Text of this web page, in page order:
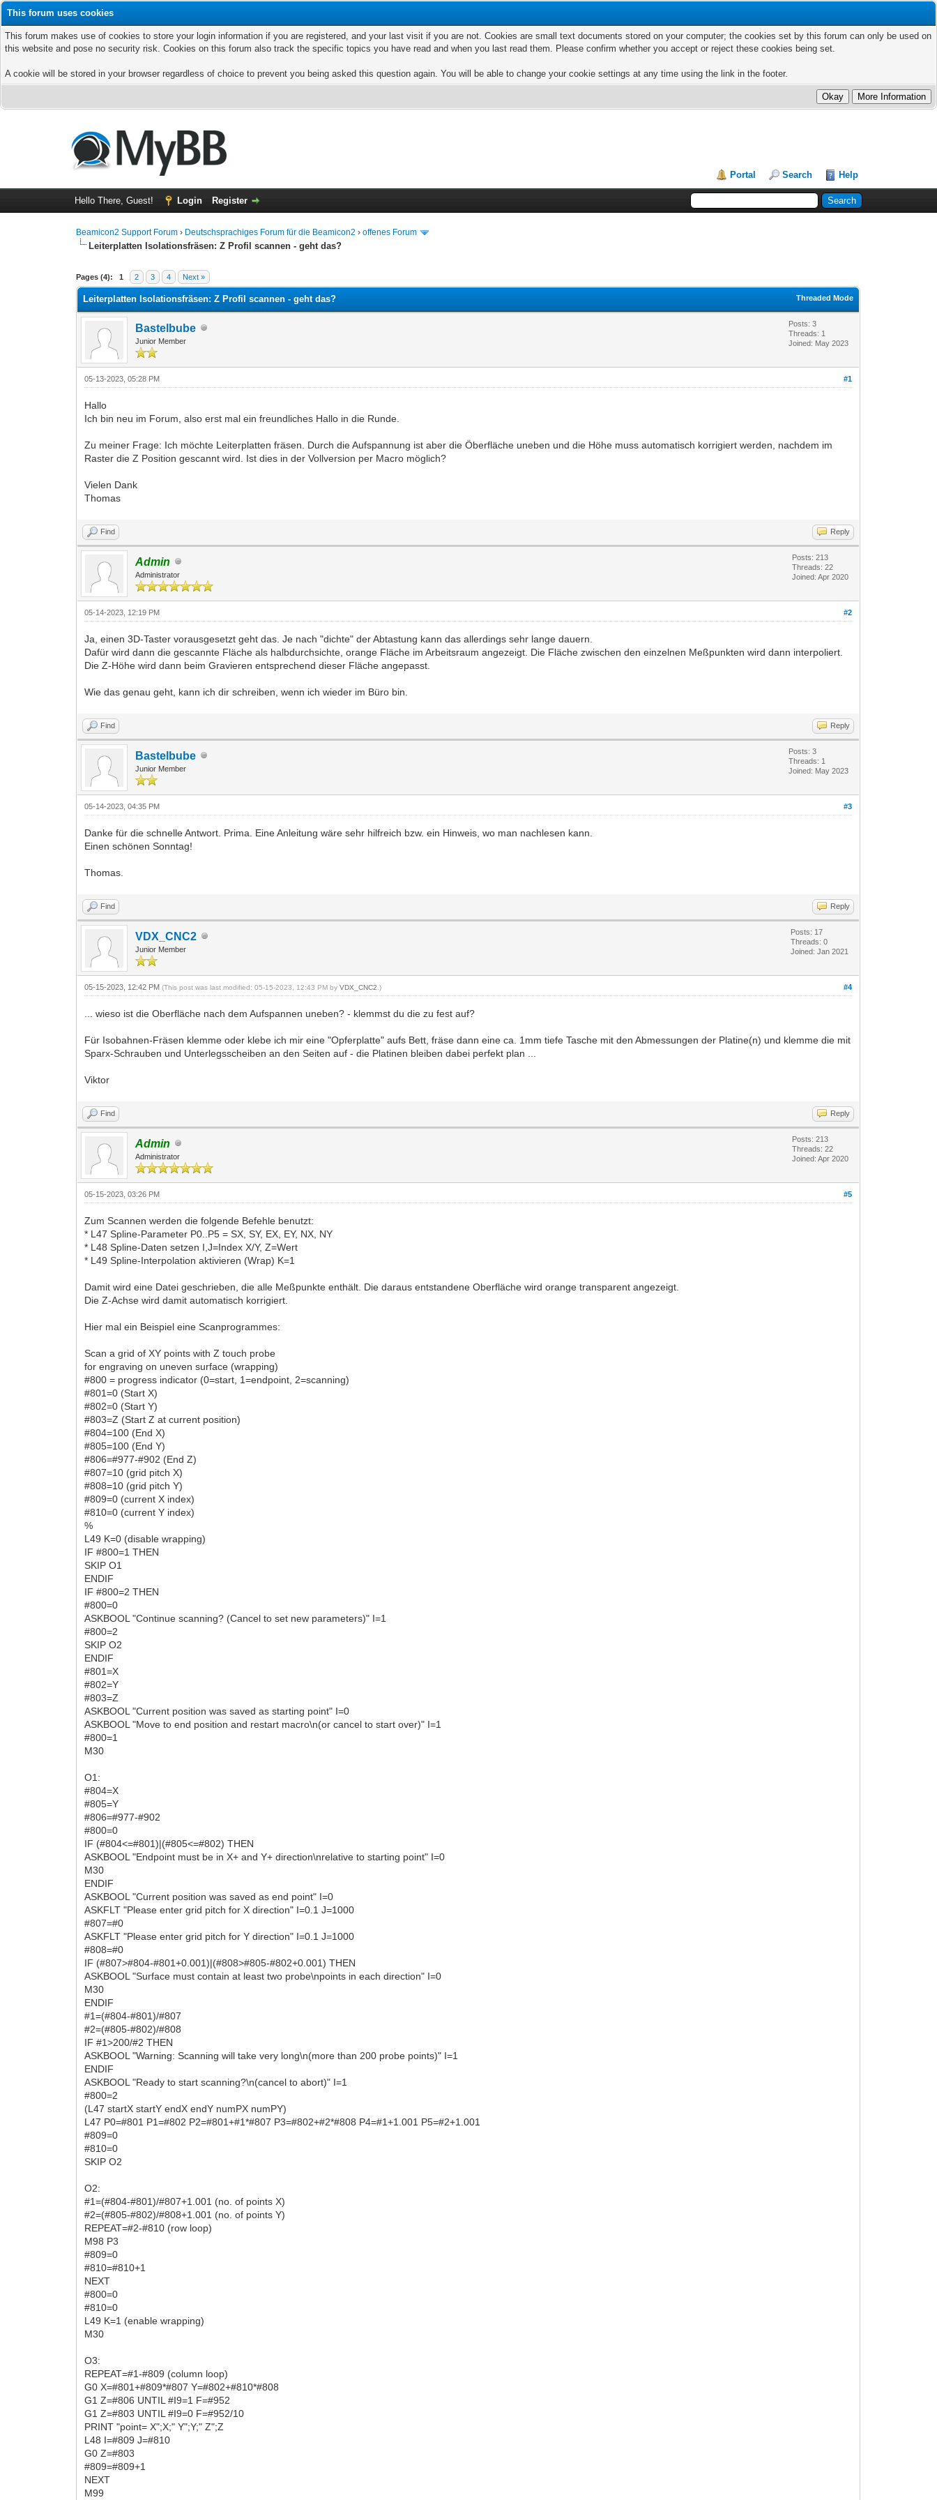
This forum uses cookies
This forum makes use of cookies to store your login information if you are registered, and your last visit if you are not. Cookies are small text documents stored on your computer; the cookies set by this forum can only be used on
this website and pose no security risk. Cookies on this forum also track the specific topics you have read and when you last read them. Please confirm whether you accept or reject these cookies being set.
A cookie will be stored in your browser regardless of choice to prevent you being asked this question again. You will be able to change your cookie settings at any time using the link in the footer.
Portal Search Help
Hello There, Guest! Login Register
Beamicon2 Support Forum › Deutschsprachiges Forum für die Beamicon2›offenes Forum
Leiterplatten Isolationsfräsen: Z Profil scannen - geht das?
Pages (4): 1 2 3 4 Next »
Threaded Mode
Leiterplatten Isolationsfräsen: Z Profil scannen - geht das?
Bastelbube
Junior Member
Posts: 3
Threads: 1
Joined: May 2023
#1
05-13-2023, 05:28 PM
Hallo
Ich bin neu im Forum, also erst mal ein freundliches Hallo in die Runde.
Zu meiner Frage: Ich möchte Leiterplatten fräsen. Durch die Aufspannung ist aber die Öberfläche uneben und die Höhe muss automatisch korrigiert werden, nachdem im
Raster die Z Position gescannt wird. Ist dies in der Vollversion per Macro möglich?
Vielen Dank
Thomas
Find Reply
Admin
Administrator
Posts: 213
Threads: 22
Joined: Apr 2020
#2
05-14-2023, 12:19 PM
Ja, einen 3D-Taster vorausgesetzt geht das. Je nach "dichte" der Abtastung kann das allerdings sehr lange dauern.
Dafür wird dann die gescannte Fläche als halbdurchsichte, orange Fläche im Arbeitsraum angezeigt. Die Fläche zwischen den einzelnen Meßpunkten wird dann interpoliert.
Die Z-Höhe wird dann beim Gravieren entsprechend dieser Fläche angepasst.
Wie das genau geht, kann ich dir schreiben, wenn ich wieder im Büro bin.
Find Reply
Bastelbube
Junior Member
Posts: 3
Threads: 1
Joined: May 2023
#3
05-14-2023, 04:35 PM
Danke für die schnelle Antwort. Prima. Eine Anleitung wäre sehr hilfreich bzw. ein Hinweis, wo man nachlesen kann.
Einen schönen Sonntag!
Thomas.
Find Reply
VDX_CNC2
Junior Member
Posts: 17
Threads: 0
Joined: Jan 2021
#4
05-15-2023, 12:42 PM(This post was last modified: 05-15-2023, 12:43 PM byVDX_CNC2 .)
... wieso ist die Oberfläche nach dem Aufspannen uneben? - klemmst du die zu fest auf?
Für Isobahnen-Fräsen klemme oder klebe ich mir eine "Opferplatte" aufs Bett, fräse dann eine ca. 1mm tiefe Tasche mit den Abmessungen der Platine(n) und klemme die mit
Sparx-Schrauben und Unterlegsscheiben an den Seiten auf - die Platinen bleiben dabei perfekt plan ...
Viktor
Find Reply
Admin
Administrator
Posts: 213
Threads: 22
Joined: Apr 2020
#5
05-15-2023, 03:26 PM
Zum Scannen werden die folgende Befehle benutzt:
* L47 Spline-Parameter P0..P5 = SX, SY, EX, EY, NX, NY
* L48 Spline-Daten setzen I,J=Index X/Y, Z=Wert
* L49 Spline-Interpolation aktivieren (Wrap) K=1
Damit wird eine Datei geschrieben, die alle Meßpunkte enthält. Die daraus entstandene Oberfläche wird orange transparent angezeigt.
Die Z-Achse wird damit automatisch korrigiert.
Hier mal ein Beispiel eine Scanprogrammes:
Scan a grid of XY points with Z touch probe
for engraving on uneven surface (wrapping)
#800 = progress indicator (0=start, 1=endpoint, 2=scanning)
#801=0 (Start X)
#802=0 (Start Y)
#803=Z (Start Z at current position)
#804=100 (End X)
#805=100 (End Y)
#806=#977-#902 (End Z)
#807=10 (grid pitch X)
#808=10 (grid pitch Y)
#809=0 (current X index)
#810=0 (current Y index)
%
L49 K=0 (disable wrapping)
IF #800=1 THEN
SKIP O1
ENDIF
IF #800=2 THEN
#800=0
ASKBOOL "Continue scanning? (Cancel to set new parameters)" I=1
#800=2
SKIP O2
ENDIF
#801=X
#802=Y
#803=Z
ASKBOOL "Current position was saved as starting point" I=0
ASKBOOL "Move to end position and restart macro\n(or cancel to start over)" I=1
#800=1
M30
O1:
#804=X
#805=Y
#806=#977-#902
#800=0
IF (#804<=#801)|(#805<=#802) THEN
ASKBOOL "Endpoint must be in X+ and Y+ direction\nrelative to starting point" I=0
M30
ENDIF
ASKBOOL "Current position was saved as end point" I=0
ASKFLT "Please enter grid pitch for X direction" I=0.1 J=1000
#807=#0
ASKFLT "Please enter grid pitch for Y direction" I=0.1 J=1000
#808=#0
IF (#807>#804-#801+0.001)|(#808>#805-#802+0.001) THEN
ASKBOOL "Surface must contain at least two probe\npoints in each direction" I=0
M30
ENDIF
#1=(#804-#801)/#807
#2=(#805-#802)/#808
IF #1>200/#2 THEN
ASKBOOL "Warning: Scanning will take very long\n(more than 200 probe points)" I=1
ENDIF
ASKBOOL "Ready to start scanning?\n(cancel to abort)" I=1
#800=2
(L47 startX startY endX endY numPX numPY)
L47 P0=#801 P1=#802 P2=#801+#1*#807 P3=#802+#2*#808 P4=#1+1.001 P5=#2+1.001
#809=0
#810=0
SKIP O2
O2:
#1=(#804-#801)/#807+1.001 (no. of points X)
#2=(#805-#802)/#808+1.001 (no. of points Y)
REPEAT=#2-#810 (row loop)
M98 P3
#809=0
#810=#810+1
NEXT
#800=0
#810=0
L49 K=1 (enable wrapping)
M30
O3:
REPEAT=#1-#809 (column loop)
G0 X=#801+#809*#807 Y=#802+#810*#808
G1 Z=#806 UNTIL #I9=1 F=#952
G1 Z=#803 UNTIL #I9=0 F=#952/10
PRINT "point= X";X;" Y";Y;" Z";Z
L48 I=#809 J=#810
G0 Z=#803
#809=#809+1
NEXT
M99